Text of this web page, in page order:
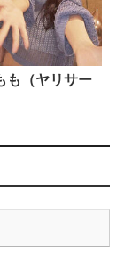
も（ヤリサー